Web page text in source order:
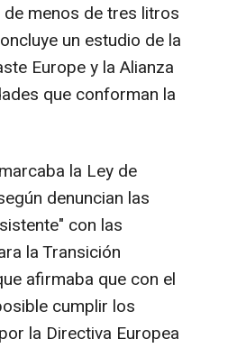
menos de tres litros
un estudio de la
Europe y la Alianza
que conforman la
la Ley de
denuncian las
con las
la Transición
afirmaba que con el
cumplir los
la Directiva Europea